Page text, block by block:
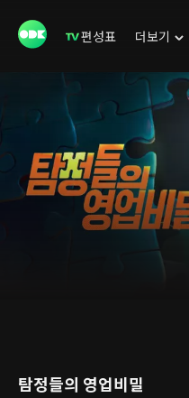
편성표 더보기
탐정들의 영업비밀